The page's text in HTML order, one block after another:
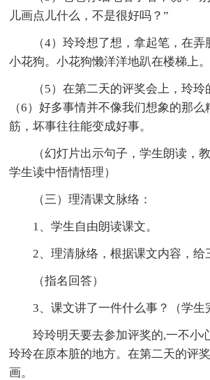
儿画点儿什么，不是很好吗？”
（4）玲玲想了想，拿起笔，在
小花狗。小花狗懒洋洋地趴在楼梯上。
（5）在第二天的评奖会上，玲玲
（6）好多事情并不像我们想象的那
筋，坏事往往能变成好事。
（幻灯片出示句子，学生朗读，
学生读中悟情悟理）
（三）理清课文脉络：
1、学生自由朗读课文。
2、理清脉络，根据课文内容，给
（指名回答）
3、课文讲了一件什么事？（学生
玲玲明天要去参加评奖的,一不小
玲玲在原本脏的地方。在第二天的评
画。